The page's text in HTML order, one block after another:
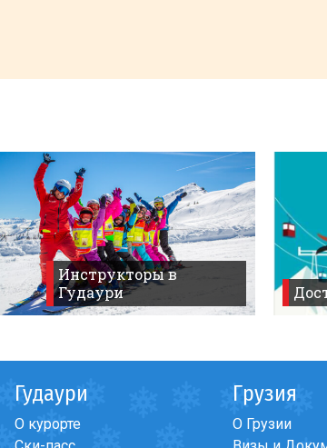
борды
Инструкторы в
Гудаури
Гудаури
О курорте
Грузия
О Грузии